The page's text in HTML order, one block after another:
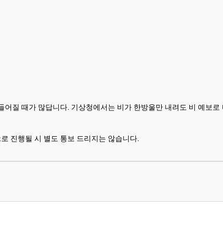
어질 때가 많답니다. 기상청에서는 비가 한방울만 내려도 비 예보로
진행될 시 별도 통보 드리지는 않습니다.